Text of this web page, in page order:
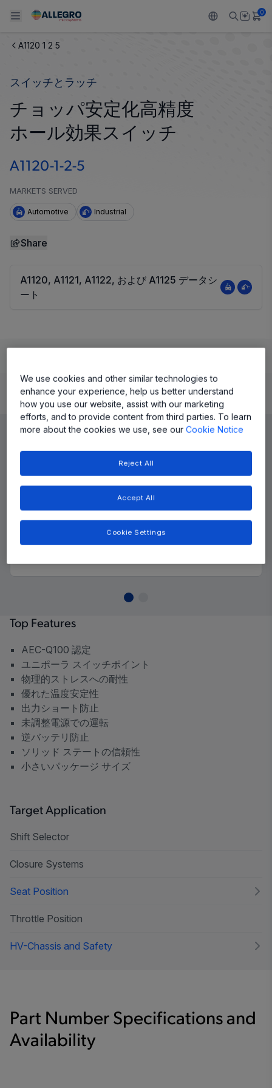
Back To Main Menu
製品
Back To Main Menu
用途
Technologies
Back To Main Menu
設計サポート
設計と開発
ソフトウェア ポータル
Back To Main Menu
技術リソース
Resource Center
Back To Main Menu
ALLEGRO について
Growth and Inclusion
お問い合わせ先
0
A1120 1 2 5
スイッチとラッチ
チョッパ安定化高精度
ホール効果スイッチ
A1120-1-2-5
MARKETS SERVED
Automotive Industrial
Share
A1120, A1121, A1122, および A1125 データシ
ート
Product Details
Top Features
AEC-Q100 認定
ユニポーラ スイッチポイント
物理的ストレスへの耐性
優れた温度安定性
出力ショート防止
未調整電源での運転
逆バッテリ防止
ソリッド ステートの信頼性
小さいパッケージ サイズ
Target Application
Shift Selector
Closure Systems
Seat Position
Throttle Position
HV-Chassis and Safety
Part Number Specifications and
Availability
We use cookies and other similar technologies to
enhance your experience, help us better understand
how you use our website, assist with our marketing
efforts, and to provide content from third parties. To learn
more about the cookies we use, see ourCookie Notice
Reject All
Accept All
Cookie Settings